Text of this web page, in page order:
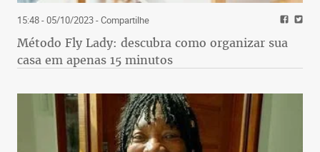
15:48 - 05/10/2023- Compartilhe
Método Fly Lady: descubra como organizar sua
casa em apenas 15 minutos